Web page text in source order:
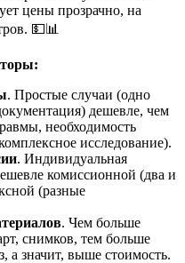
цены прозрачно, на
💵📊
. Простые случаи (одно
дешевле, чем
необходимость
исследование).
. Индивидуальная
комиссионной (два и
(разные
. Чем больше
снимков, тем больше
а значит, выше стоимость.